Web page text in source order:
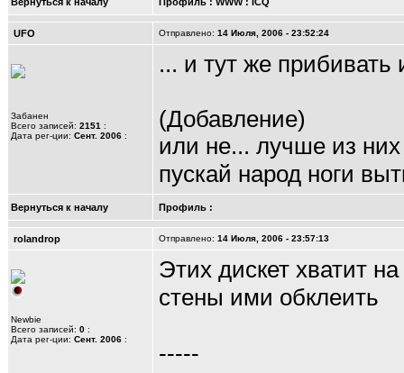
UFO Отправлено: 14 Июля, 2006 - 23:52:24
Забанен
Всего записей: 2151 :
Дата рег-ции: Сент. 2006 :
... и тут же прибивать
(Добавление)
или не... лучше из них
пускай народ ноги
Вернуться к началу Профиль :
rolandrop Отправлено: 14 Июля, 2006 - 23:57:13
Newbie
Всего записей: 0 :
Дата рег-ции: Сент. 2006 :
Этих дискет хватит
стены ими обклеить
-----